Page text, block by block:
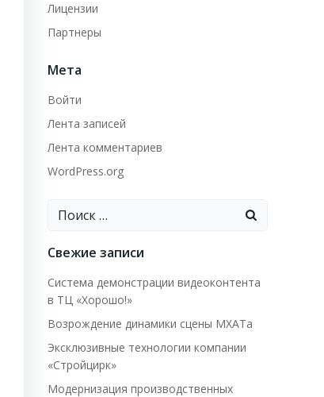
Лицензии
Партнеры
Мета
Войти
Лента записей
Лента комментариев
WordPress.org
Найти:
Свежие записи
Система демонстрации видеоконтента
в ТЦ «Хорошо!»
Возрождение динамики сцены МХАТа
Эксклюзивные технологии компании
«Стройцирк»
Модернизация производственных